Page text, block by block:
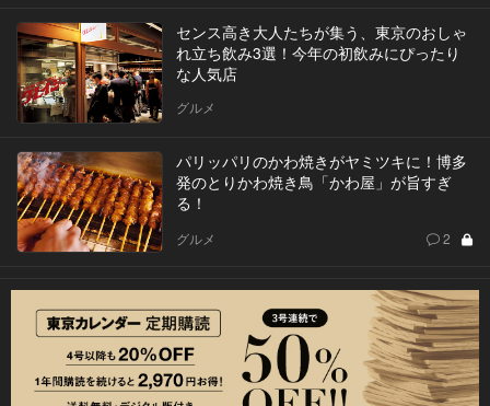
センス高き大人たちが集う、東京のおしゃ
れ立ち飲み3選！今年の初飲みにぴったり
な人気店
グルメ
パリッパリのかわ焼きがヤミツキに！博多
発のとりかわ焼き鳥「かわ屋」が旨すぎ
る！
グルメ 2